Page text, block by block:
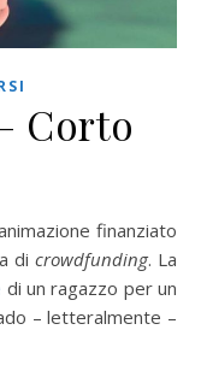
Corto
finanziato
di crowdfunding. La
di un ragazzo per un
– letteralmente –